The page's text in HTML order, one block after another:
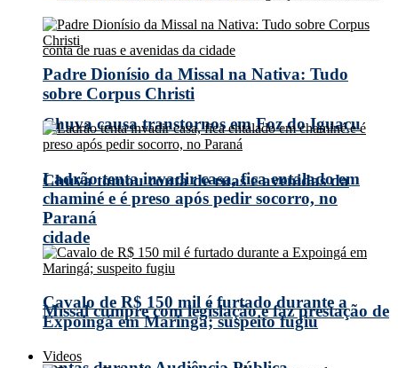
Chuva causa transtornos em Foz do Iguaçu
Chuva tomou conta de ruas e avenidas da
cidade
Missal cumpre com legislação e faz prestação de
Padre Dionísio da Missal na Nativa: Tudo
sobre Corpus Christi
Ladrão tenta invadir casa, fica entalado em
chaminé e é preso após pedir socorro, no
Paraná
Cavalo de R$ 150 mil é furtado durante a
Expoingá em Maringá; suspeito fugiu
Videos